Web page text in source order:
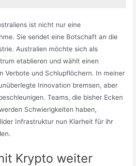
ist nicht nur eine
Sie sendet eine Botschaft an die
Australien möchte sich als
etablieren und wählt einen
Verbote und Schlupflöchern. In meiner
Innovation bremsen, aber
Teams, die bisher Ecken
Schwierigkeiten haben,
Infrastruktur nun Klarheit für ihr
Krypto weiter